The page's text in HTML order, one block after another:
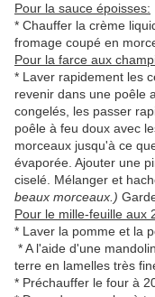
Pour la sauce époisses:
* Chauffer la crème
fromage coupé en
Pour la farce aux
* Laver rapidement les
revenir dans une poêle
congelés, les passer
poêle à feu doux avec
morceaux jusqu'à ce
évaporée. Ajouter une
ciselé. Mélanger et
beaux morceaux.)
Pour le mille-feuille aux
* Laver la pomme et la
* A l'aide d'une
terre en lamelles très
* Préchauffer le four à